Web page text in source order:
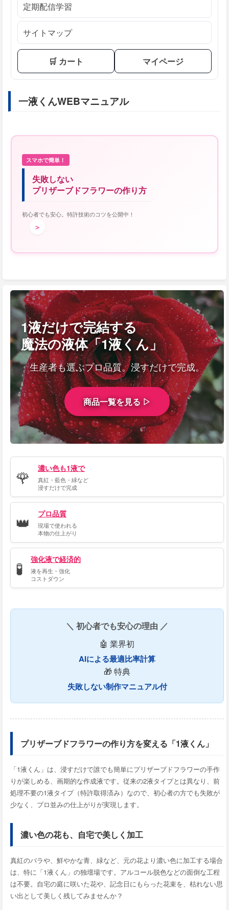
定期配信学習
サイトマップ
🛒 カート マイページ
一液くんWEBマニュアル
スマホで簡単！
失敗しない
プリザーブドフラワーの作り方
初心者でも安心。特許技術のコツを公開中！
＞
1液だけで完結する
魔法の液体「1液くん」
生産者も選ぶプロ品質。浸すだけで完成。
商品一覧を見る ▷
🌹 濃い色も1液で
真紅・藍色・緑など
浸すだけで完成
👑 プロ品質
現場で使われる
本物の仕上がり
🧪 強化液で経済的
液を再生・強化
コストダウン
＼ 初心者でも安心の理由 ／
🤖 業界初
AIによる最適比率計算
🎁 特典
失敗しない制作マニュアル付
プリザーブドフラワーの作り方を変える「1液くん」
「1液くん」は、浸すだけで誰でも簡単にプリザーブドフラワーの手作
りが楽しめる、画期的な作成液です。従来の2液タイプとは異なり、前
処理不要の1液タイプ（特許取得済み）なので、初心者の方でも失敗が
少なく、プロ並みの仕上がりが実現します。
濃い色の花も、自宅で美しく加工
真紅のバラや、鮮やかな青、緑など、元の花より濃い色に加工する場合
は、特に「1液くん」の独壇場です。アルコール脱色などの面倒な工程
は不要。自宅の庭に咲いた花や、記念日にもらった花束を、枯れない思
い出として美しく残してみませんか？